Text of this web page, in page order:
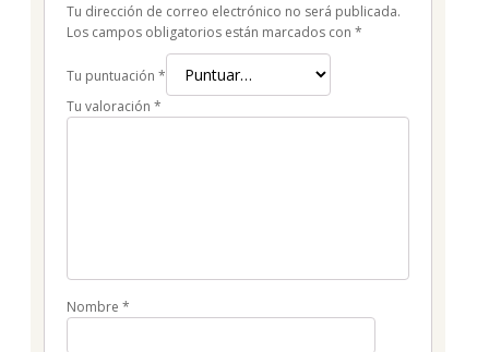
Tu dirección de correo electrónico no será publicada.
Los campos obligatorios están marcados con *
Tu puntuación *
Tu valoración *
Nombre *